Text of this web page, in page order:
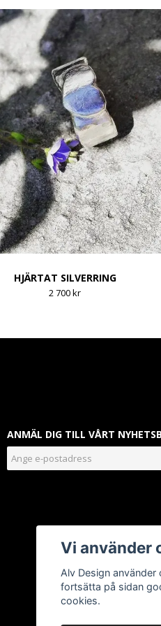
HJÄRTAT SILVERRING
2 700 kr
ANMÄL DIG TILL VÅRT
Vi använder
Alv Design
fortsätta på sidan
cookies.